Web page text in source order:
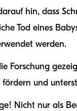
hin, dass
Tod eines
werden.
Forschung
und
Nicht nur als